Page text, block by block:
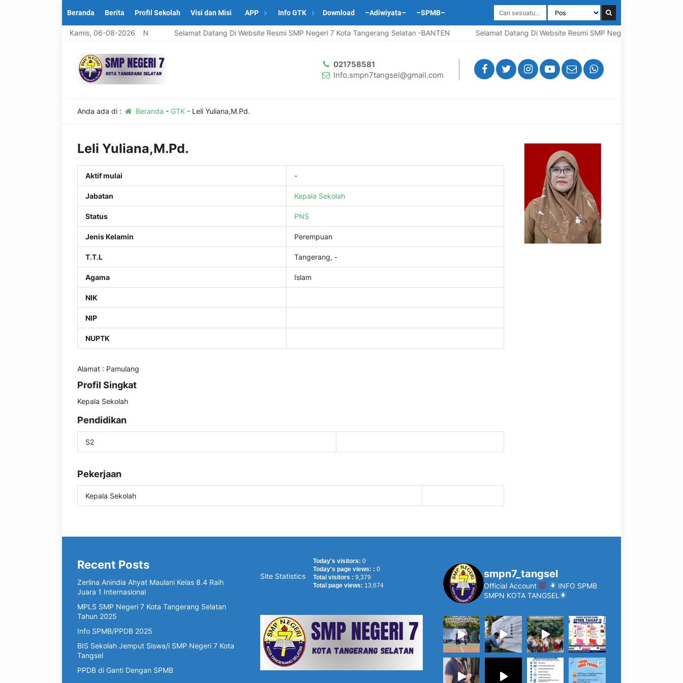
Beranda Berita Profil Sekolah Visi dan Misi APP Info GTK Download –Adiwiyata– –SPMB–
Kamis, 06-08-2026
7 Kota Tangerang Selatan -BANTEN Selamat Datang Di Website Resmi SMP Negeri 7 Kota Tangerang Selatan -BANTEN Selamat Datang Di Website Resmi SMP Negeri 7 Kota
021758581
Info.smpn7tangsel@gmail.com
Anda ada di : Beranda - GTK- Leli Yuliana,M.Pd.
Leli Yuliana,M.Pd.
Aktif mulai -
Jabatan Kepala Sekolah
Status PNS
Jenis Kelamin Perempuan
T.T.L Tangerang, -
Agama Islam
NIK
NIP
NUPTK
Alamat : Pamulang
Profil Singkat
Kepala Sekolah
Pendidikan
S2
Pekerjaan
Kepala Sekolah
Recent Posts
Zerlina Anindia Ahyat Maulani Kelas 8.4 Raih
Juara 1 Internasional
MPLS SMP Negeri 7 Kota Tangerang Selatan
Tahun 2025
Info SPMB/PPDB 2025
BIS Sekolah Jemput Siswa/i SMP Negeri 7 Kota
Tangsel
PPDB di Ganti Dengan SPMB
Site Statistics
Today's visitors: 0
Today's page views: : 0
Total visitors : 9,379
Total page views: 13,674
smpn7_tangsel
Official Account
INFO SPMB
SMPN KOTA TANGSEL